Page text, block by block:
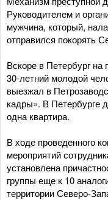
Руководителем и
мужчина, который,
отправился покорять
Вскоре в Петербург на
30-летний молодой
выезжал в
кадры». В Петербурге
одна квартира.
В ходе проведенного
мероприятий
установлена
группы еще к 10
территории Северо-